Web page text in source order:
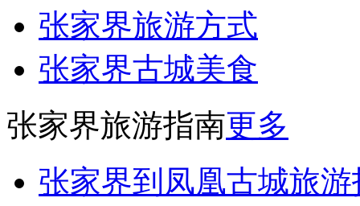
张家界旅游方式
张家界古城美食
张家界旅游指南更多
张家界到凤凰古城旅